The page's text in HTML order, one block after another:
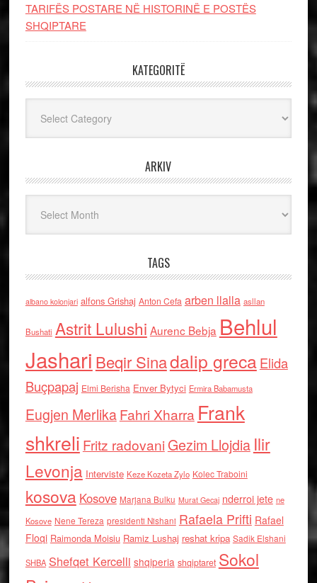
TARIFËS POSTARE NË HISTORINË E POSTËS
SHQIPTARE
KATEGORITË
ARKIV
TAGS
albano kolonjari alfons Grishaj Anton Cefa arben llalla asllan
Bushati Astrit Lulushi Aurenc Bebja Behlul
Jashari Beqir Sinadalip grecaElida
Buçpapaj Elmi Berisha Enver Bytyci Ermira Babamusta
Eugjen MerlikaFahri Xharra Frank
shkreli Fritz radovaniGezim Llojdia Ilir
Levonja Interviste Keze Kozeta Zylo Kolec Traboini
kosova Kosove Marjana Bulku Murat Gecaj nderroi jete ne
Kosove Nene Tereza presidenti Nishani Rafaela Prifti Rafael
Floqi Raimonda Moisiu Ramiz Lushaj reshat kripa Sadik Elshani
SHBA Shefqet Kercelli shqiperia shqiptaret Sokol